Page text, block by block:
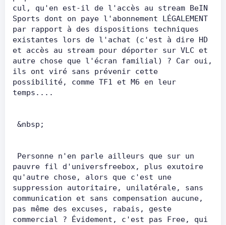
cul, qu'en est-il de l'accès au stream BeIN
Sports dont on paye l'abonnement LÉGALEMENT
par rapport à des dispositions techniques
existantes lors de l'achat (c'est à dire HD
et accès au stream pour déporter sur VLC et
autre chose que l'écran familial) ? Car oui,
ils ont viré sans prévenir cette
possibilité, comme TF1 et M6 en leur
temps....
&nbsp;
pauvre fil d'universfreebox, plus exutoire
qu'autre chose, alors que c'est une
suppression autoritaire, unilatérale, sans
communication et sans compensation aucune,
pas même des excuses, rabais, geste
commercial ? Évidement, c'est pas Free, qui